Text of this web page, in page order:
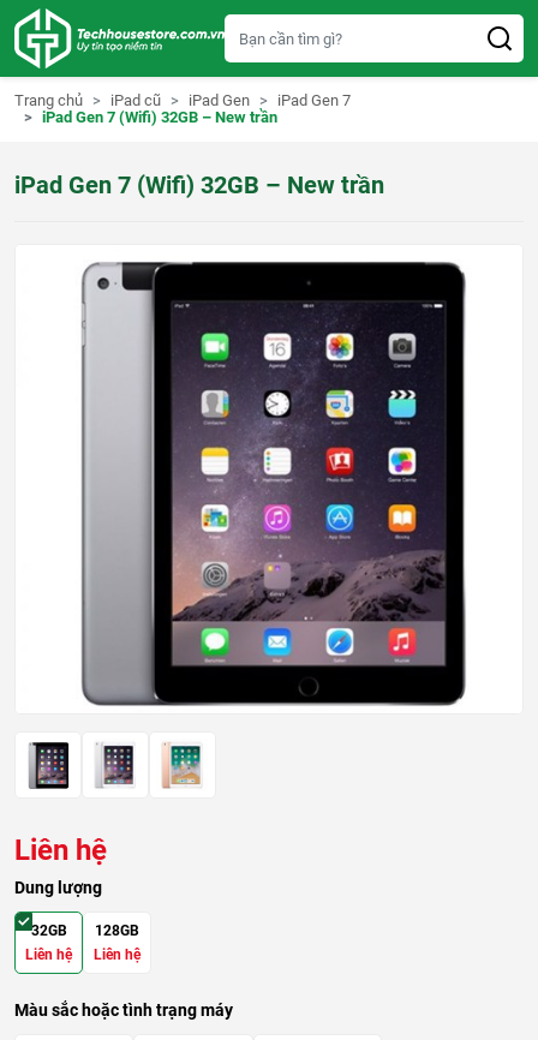
Trang chủ iPad cũ iPad Gen
iPad Gen 7
iPad Gen 7 (Wifi) 32GB – New trần
iPad Gen 7 (Wifi) 32GB – New trần
Liên hệ
Dung lượng
32GB
Liên hệ
128GB
Liên hệ
Màu sắc hoặc tình trạng máy